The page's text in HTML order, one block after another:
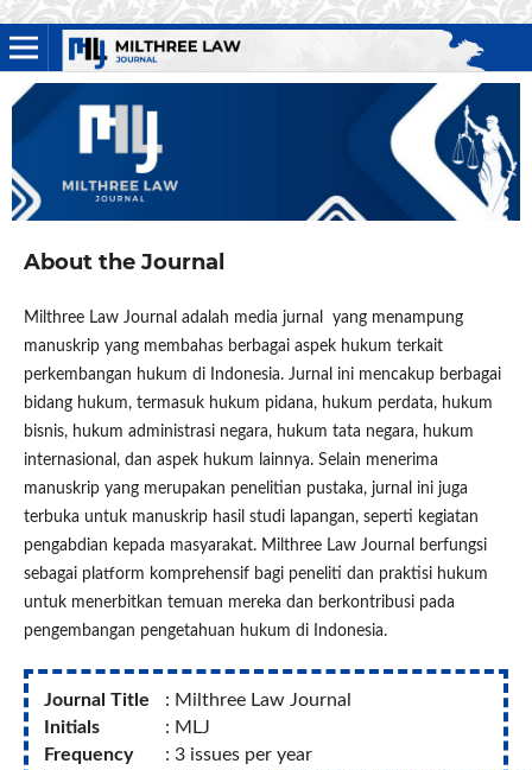
About the Journal
Milthree Law Journal adalah media jurnal yang menampung
manuskrip yang membahas berbagai aspek hukum terkait
perkembangan hukum di Indonesia. Jurnal ini mencakup berbagai
bidang hukum, termasuk hukum pidana, hukum perdata, hukum
bisnis, hukum administrasi negara, hukum tata negara, hukum
internasional, dan aspek hukum lainnya. Selain menerima
manuskrip yang merupakan penelitian pustaka, jurnal ini juga
terbuka untuk manuskrip hasil studi lapangan, seperti kegiatan
pengabdian kepada masyarakat. Milthree Law Journal berfungsi
sebagai platform komprehensif bagi peneliti dan praktisi hukum
untuk menerbitkan temuan mereka dan berkontribusi pada
pengembangan pengetahuan hukum di Indonesia.
Journal Title
: Milthree Law Journal
Initials
: MLJ
Frequency
: 3 issues per year